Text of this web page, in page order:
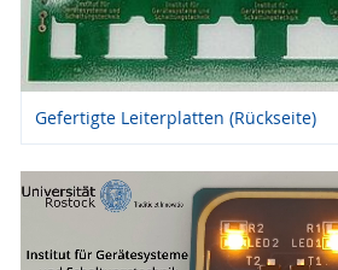
Gefertigte Leiterplatten (Rückseite)